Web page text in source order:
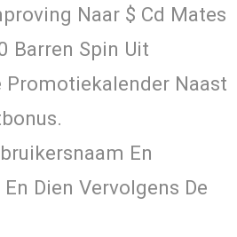
Naar $ Cd Mates
Barren Spin Uit
Promotiekalender Naast
En
Dien Vervolgens De